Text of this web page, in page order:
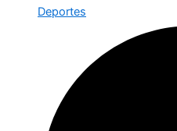
Deportes